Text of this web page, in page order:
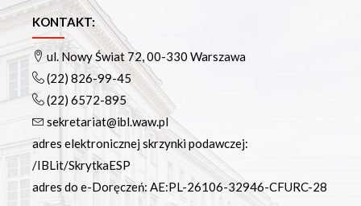
Repozytorium RCIN
Otwarta nauka
Edukacja
Studia podyplomowe
Kursy
Szkolenia
Szkoła Doktorska Anthropos
Erasmus
Olimpiada Literatury i Języka Polskiego
KONTAKT:
ul. Nowy Świat 72, 00-330 Warszawa
(22) 826-99-45
(22) 6572-895
sekretariat@ibl.waw.pl
adres elektronicznej skrzynki podawczej:
/IBLit/SkrytkaESP
adres do e-Doręczeń: AE:PL-26106-32946-CFURC-28